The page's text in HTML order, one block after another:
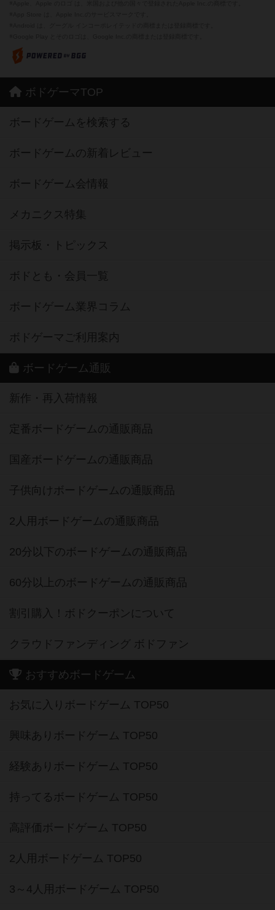
ボドゲーマTOP
ボードゲームを検索する
ボードゲームの新着レビュー
ボードゲーム会情報
メカニクス特集
掲示板・トピックス
ボドとも・会員一覧
ボードゲーム業界コラム
ボドゲーマご利用案内
ボードゲーム通販
新作・再入荷情報
定番ボードゲームの通販商品
国産ボードゲームの通販商品
子供向けボードゲームの通販商品
2人用ボードゲームの通販商品
20分以下のボードゲームの通販商品
60分以上のボードゲームの通販商品
割引購入！ボドクーポンについて
クラウドファンディング ボドファン
おすすめボードゲーム
お気に入りボードゲーム TOP50
興味ありボードゲーム TOP50
経験ありボードゲーム TOP50
持ってるボードゲーム TOP50
高評価ボードゲーム TOP50
2人用ボードゲーム TOP50
3～4人用ボードゲーム TOP50